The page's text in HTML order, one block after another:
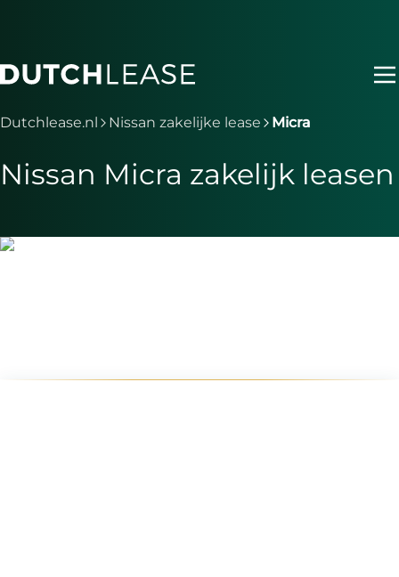
Je bent nu voorbij het hoofdmenu
Dutchlease.nl Nissan zakelijke lease Micra
Nissan Micra zakelijk leasen